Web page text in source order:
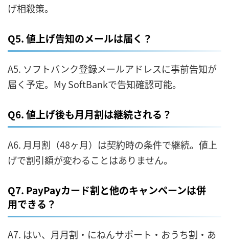
げ相殺策。
Q5. 値上げ告知のメールは届く？
A5. ソフトバンク登録メールアドレスに事前告知が
届く予定。My SoftBankで告知確認可能。
Q6. 値上げ後も月月割は継続される？
A6. 月月割（48ヶ月）は契約時の条件で継続。値上
げで割引額が変わることはありません。
Q7. PayPayカード割と他のキャンペーンは併
用できる？
A7. はい、月月割・にねんサポート・おうち割・あ